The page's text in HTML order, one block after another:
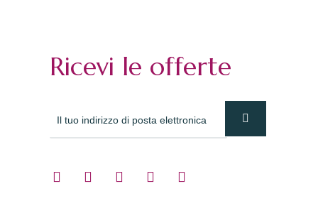
Ricevi le offerte